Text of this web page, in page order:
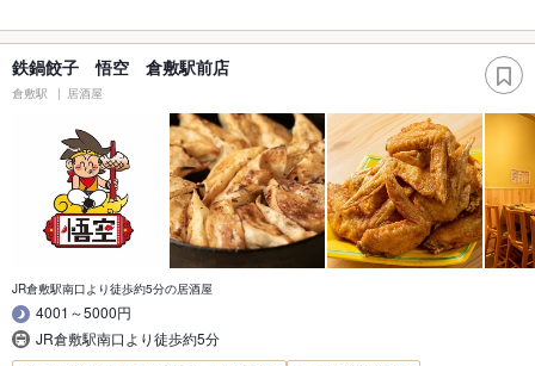
鉄鍋餃子 悟空 倉敷駅前店
倉敷駅 居酒屋
JR倉敷駅南口より徒歩約5分の居酒屋
4001～5000円
JR倉敷駅南口より徒歩約5分